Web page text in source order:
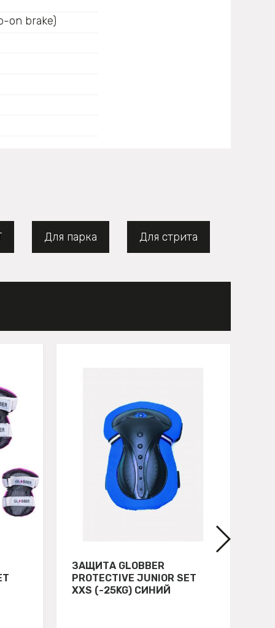
on brake)
Для парка Для стрита
ЗАЩИТА GLOBBER
PROTECTIVE JUNIOR SET
XXS (-25KG) СИНИЙ